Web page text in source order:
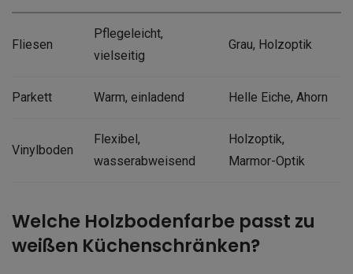
Fliesen
Pflegeleicht,
vielseitig
Grau, Holzoptik
Parkett Warm, einladend Helle Eiche, Ahorn
Vinylboden
Flexibel,
wasserabweisend
Holzoptik,
Marmor-Optik
Welche Holzbodenfarbe passt zu
weißen Küchenschränken?